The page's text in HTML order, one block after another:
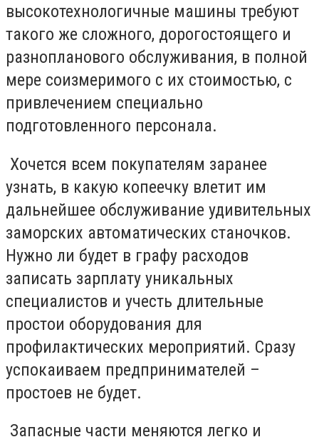
высокотехнологичные машины требуют
такого же сложного, дорогостоящего и
разнопланового обслуживания, в полной
мере соизмеримого с их стоимостью, с
привлечением специально
подготовленного персонала.
Хочется всем покупателям заранее
узнать, в какую копеечку влетит им
дальнейшее обслуживание удивительных
заморских автоматических станочков.
Нужно ли будет в графу расходов
записать зарплату уникальных
специалистов и учесть длительные
простои оборудования для
профилактических мероприятий. Сразу
успокаиваем предпринимателей –
простоев не будет.
Запасные части меняются легко и